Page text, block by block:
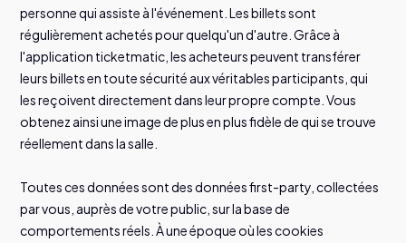
personne qui assiste à l'événement. Les billets sont
régulièrement achetés pour quelqu'un d'autre. Grâce à
l'application ticketmatic, les acheteurs peuvent transférer
leurs billets en toute sécurité aux véritables participants, qui
les reçoivent directement dans leur propre compte. Vous
obtenez ainsi une image de plus en plus fidèle de qui se trouve
réellement dans la salle.
Toutes ces données sont des données first-party, collectées
par vous, auprès de votre public, sur la base de
comportements réels. À une époque où les cookies